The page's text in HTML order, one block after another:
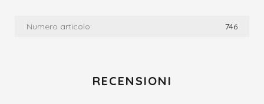
Numero articolo: 746
RECENSIONI